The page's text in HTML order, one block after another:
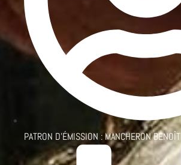
PATRON D'ÉMISSION :MANCHERON BENOÎT